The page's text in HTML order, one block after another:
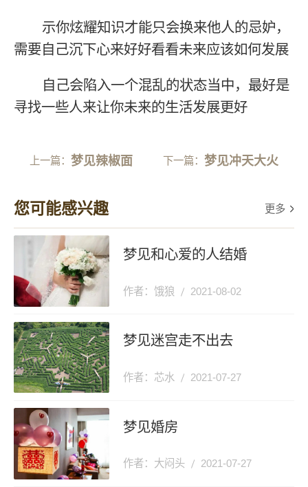
示你炫耀知识才能只会换来他人的忌妒，
需要自己沉下心来好好看看未来应该如何发展
自己会陷入一个混乱的状态当中，最好是
寻找一些人来让你未来的生活发展更好
上一篇： 梦见辣椒面 下一篇：梦见冲天大火
您可能感兴趣 更多
梦见和心爱的人结婚
作者：饿狼 2021-08-02
梦见迷宫走不出去
作者：芯水 2021-07-27
梦见婚房
作者：大闷头 2021-07-27